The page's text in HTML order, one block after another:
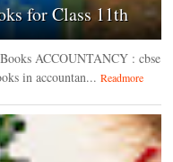
for Class 11th
ACCOUNTANCY : cbse
in accountan... Readmore